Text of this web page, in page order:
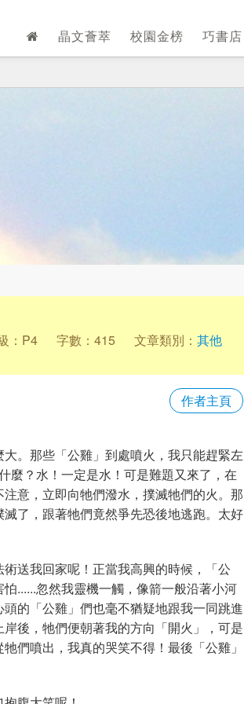
晶文薈萃 校園金榜 巧書店
：P4 字數：415 文章類別： 其他
作者主頁
。那些「公雞」到處噴火，我只能趕緊左
麼？水！一定是水！可是難題又來了，在
意，立即向牠們潑水，撲滅牠們的火。那
了，跟著牠們竟然爭先恐後地逃跑。太好
送我回家呢！正當我高興的時候，「公
......忽然我靈機一觸，像箭一般沿著小河
的「公雞」們也毫不猶疑地跟我一同跳進
後，牠們便朝著我的方向「開火」，可是
們噴出，我真的哭笑不得！最後「公雞」